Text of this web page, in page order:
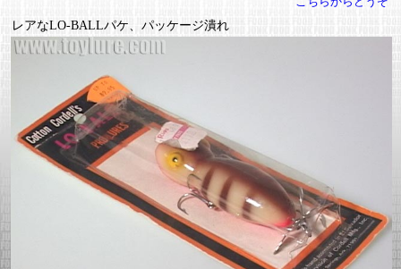
レアなLO-BALLパケ、パッケージ潰れ